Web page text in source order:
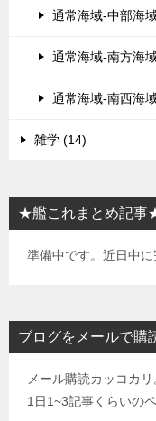
通常海域-中部海
通常海域-南方海
通常海域-南西海
雑学 (14)
★艦これまとめ記事
準備中です。近日中に
ブログをメールで購
メール購読カッコカ
1日1~3記事くらいの